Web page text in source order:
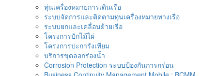
ทุ่นเครื่องหมายการเดินเรือ
ระบบจัดการและติดตามทุ่นเครื่องหมายทางเรือ
ระบบยกและเคลื่อนย้ายเรือ
โครงการปักไม้ไผ่
โครงการปะการังเทียม
บริการขุดลอกร่องน้ำ
Corrosion Protection ระบบป้องกันการกร่อน